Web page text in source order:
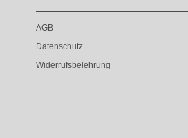
AGB
Datenschutz
Widerrufsbelehrung